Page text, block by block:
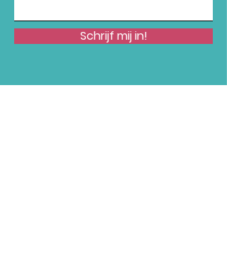
Schrijf mij in!